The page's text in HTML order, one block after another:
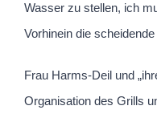
Wasser zu stellen, ich
Vorhinein die
Frau Harms-Deil und
Organisation des Grills